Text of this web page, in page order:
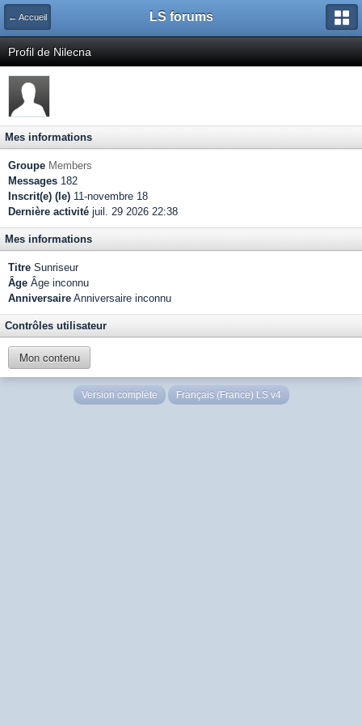
← Accueil LS forums
Profil de Nilecna
Mes informations
Groupe Members
Messages 182
Inscrit(e) (le) 11-novembre 18
Dernière activité juil. 29 2026 22:38
Mes informations
Titre Sunriseur
Âge Âge inconnu
Anniversaire Anniversaire inconnu
Contrôles utilisateur
Mon contenu
Version complète Français (France) LS v4